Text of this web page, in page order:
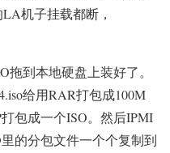
机子挂载都断，
到本地硬盘上装好了。
给用RAR打包成100M
包成一个ISO。然后IPMI
的分包文件一个个复制到